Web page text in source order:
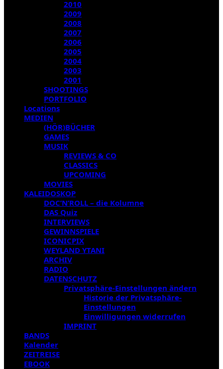
2010
2009
2008
2007
2006
2005
2004
2003
2001
SHOOTINGS
PORTFOLIO
Locations
MEDIEN
(HÖR)BÜCHER
GAMES
MUSIK
REVIEWS & CO
CLASSICS
UPCOMING
MOVIES
KALEIDOSKOP
DOC’N’ROLL – die Kolumne
DAS Quiz
INTERVIEWS
GEWINNSPIELE
ICONICPIX
WEYLAND YTANI
ARCHIV
RADIO
DATENSCHUTZ
Privatsphäre-Einstellungen ändern
Historie der Privatsphäre-
Einstellungen
Einwilligungen widerrufen
IMPRINT
BANDS
Kalender
ZEITREISE
EBOOK